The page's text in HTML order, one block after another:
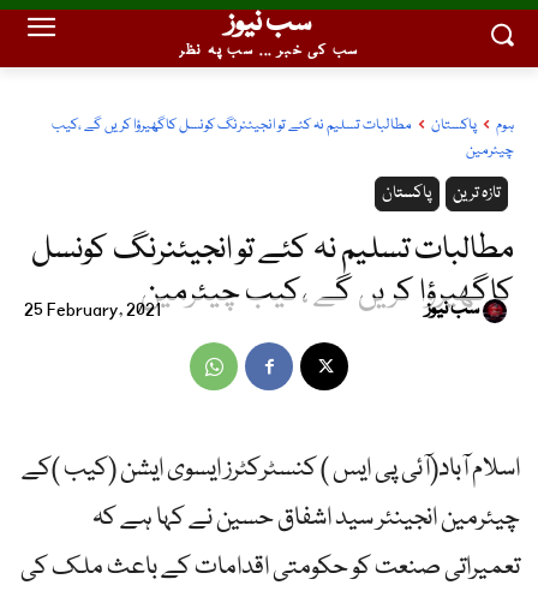
سب نیوز
سب کی خبر ... سب پہ نظر
ہوم پاکستان
مطالبات تسلیم نہ کئے تو انجیئنرنگ کونسل کاگھیرؤا کریں گے ،کیب
چیئرمین
پاکستان تازہ ترین
مطالبات تسلیم نہ کئے تو انجیئنرنگ کونسل
کاگھیرؤا کریں گے ،کیب چیئرمین25 February, 2021 سب نیوز
اسلام آباد(آئی پی ایس ) کنسٹرکٹرز ایسوی ایشن (کیب )کے
چیئرمین انجینئر سید اشفاق حسین نے کہا ہے کہ
تعمیراتی صنعت کو حکومتی اقدامات کے باعث ملک کی